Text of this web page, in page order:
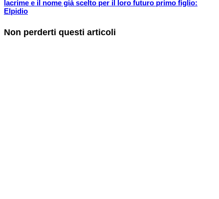
lacrime e il nome già scelto per il loro futuro primo figlio:
Elpidio
Non perderti questi articoli